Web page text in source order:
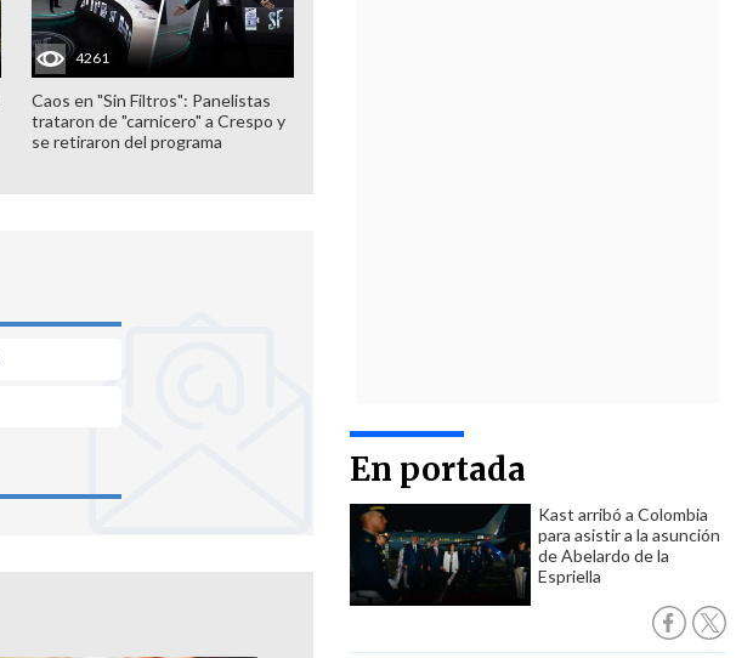
En portada
Kast arribó a Colombia
para asistir a la asunción
de Abelardo de la
Espriella
4261
Caos en "Sin Filtros": Panelistas
trataron de "carnicero" a Crespo y
se retiraron del programa